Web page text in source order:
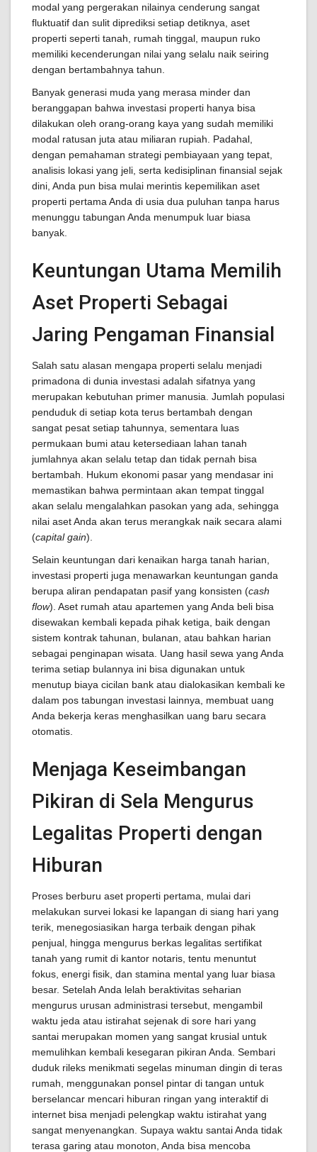
modal yang pergerakan nilainya cenderung sangat
fluktuatif dan sulit diprediksi setiap detiknya, aset
properti seperti tanah, rumah tinggal, maupun ruko
memiliki kecenderungan nilai yang selalu naik seiring
dengan bertambahnya tahun.
Banyak generasi muda yang merasa minder dan
beranggapan bahwa investasi properti hanya bisa
dilakukan oleh orang-orang kaya yang sudah memiliki
modal ratusan juta atau miliaran rupiah. Padahal,
dengan pemahaman strategi pembiayaan yang tepat,
analisis lokasi yang jeli, serta kedisiplinan finansial sejak
dini, Anda pun bisa mulai merintis kepemilikan aset
properti pertama Anda di usia dua puluhan tanpa harus
menunggu tabungan Anda menumpuk luar biasa
banyak.
Keuntungan Utama Memilih
Aset Properti Sebagai
Jaring Pengaman Finansial
Salah satu alasan mengapa properti selalu menjadi
primadona di dunia investasi adalah sifatnya yang
merupakan kebutuhan primer manusia. Jumlah populasi
penduduk di setiap kota terus bertambah dengan
sangat pesat setiap tahunnya, sementara luas
permukaan bumi atau ketersediaan lahan tanah
jumlahnya akan selalu tetap dan tidak pernah bisa
bertambah. Hukum ekonomi pasar yang mendasar ini
memastikan bahwa permintaan akan tempat tinggal
akan selalu mengalahkan pasokan yang ada, sehingga
nilai aset Anda akan terus merangkak naik secara alami
(capital gain).
Selain keuntungan dari kenaikan harga tanah harian,
investasi properti juga menawarkan keuntungan ganda
berupa aliran pendapatan pasif yang konsisten (cash
flow). Aset rumah atau apartemen yang Anda beli bisa
disewakan kembali kepada pihak ketiga, baik dengan
sistem kontrak tahunan, bulanan, atau bahkan harian
sebagai penginapan wisata. Uang hasil sewa yang Anda
terima setiap bulannya ini bisa digunakan untuk
menutup biaya cicilan bank atau dialokasikan kembali ke
dalam pos tabungan investasi lainnya, membuat uang
Anda bekerja keras menghasilkan uang baru secara
otomatis.
Menjaga Keseimbangan
Pikiran di Sela Mengurus
Legalitas Properti dengan
Hiburan
Proses berburu aset properti pertama, mulai dari
melakukan survei lokasi ke lapangan di siang hari yang
terik, menegosiasikan harga terbaik dengan pihak
penjual, hingga mengurus berkas legalitas sertifikat
tanah yang rumit di kantor notaris, tentu menuntut
fokus, energi fisik, dan stamina mental yang luar biasa
besar. Setelah Anda lelah beraktivitas seharian
mengurus urusan administrasi tersebut, mengambil
waktu jeda atau istirahat sejenak di sore hari yang
santai merupakan momen yang sangat krusial untuk
memulihkan kembali kesegaran pikiran Anda. Sembari
duduk rileks menikmati segelas minuman dingin di teras
rumah, menggunakan ponsel pintar di tangan untuk
berselancar mencari hiburan ringan yang interaktif di
internet bisa menjadi pelengkap waktu istirahat yang
sangat menyenangkan. Supaya waktu santai Anda tidak
terasa garing atau monoton, Anda bisa mencoba